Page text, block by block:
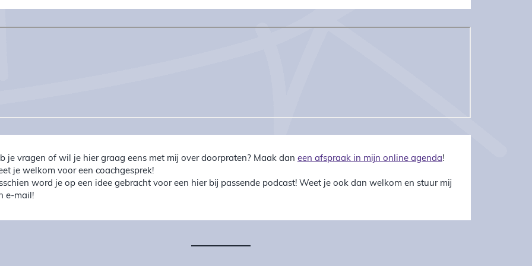
je vragen of wil je hier graag eens met mij over doorpraten? Maak dan een afspraak in mijn online agenda!
je welkom voor een coachgesprek!
word je op een idee gebracht voor een hier bij passende podcast! Weet je ook dan welkom en stuur mij
e-mail!